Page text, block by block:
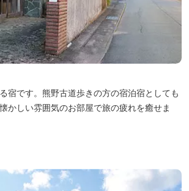
宿です。熊野古道歩きの方の宿泊宿としても
かしい雰囲気のお部屋で旅の疲れを癒せま